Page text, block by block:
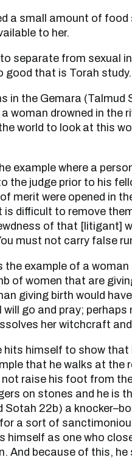
to her.
good that is Torah study.
woman drowned in the
world to look at this
the judge prior to his
merit were opened in
is difficult to remove
of that [litigant]
must not carry false
of women that are
giving birth would
will go and pray; perhaps
her witchcraft
that he walks at the
raise his foot from
on stones and he is
Sotah 22b) a
a sort of
himself as one who
And because of this, he